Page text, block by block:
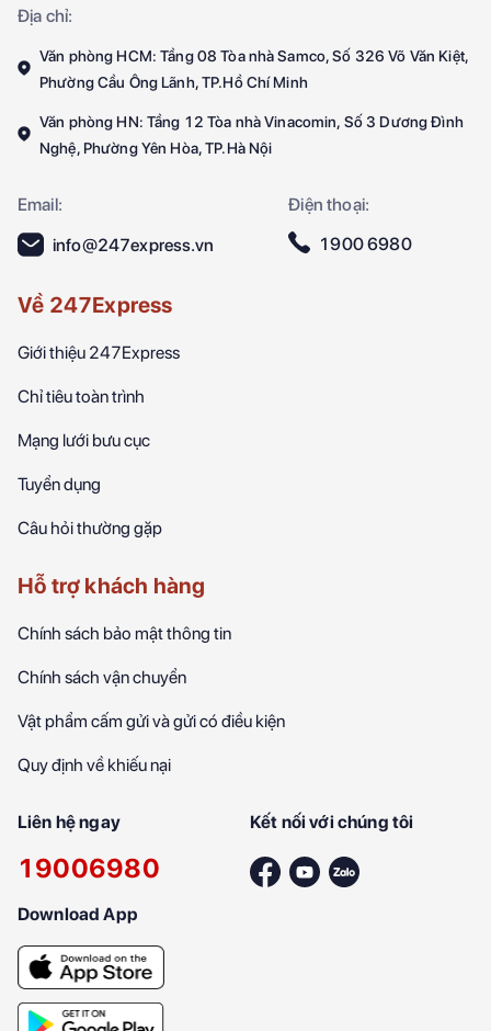
Địa chỉ:
Văn phòng HCM: Tầng 08 Tòa nhà Samco, Số 326 Võ Văn Kiệt,
Phường Cầu Ông Lãnh, TP.Hồ Chí Minh
Văn phòng HN: Tầng 12 Tòa nhà Vinacomin, Số 3 Dương Đình
Nghệ, Phường Yên Hòa, TP.Hà Nội
Email:
Điện thoại:
info@247express.vn
1900 6980
Về 247Express
Giới thiệu 247Express
Chỉ tiêu toàn trình
Mạng lưới bưu cục
Tuyển dụng
Câu hỏi thường gặp
Hỗ trợ khách hàng
Chính sách bảo mật thông tin
Chính sách vận chuyển
Vật phẩm cấm gửi và gửi có điều kiện
Quy định về khiếu nại
Liên hệ ngay
19006980
Kết nối với chúng tôi
Download App